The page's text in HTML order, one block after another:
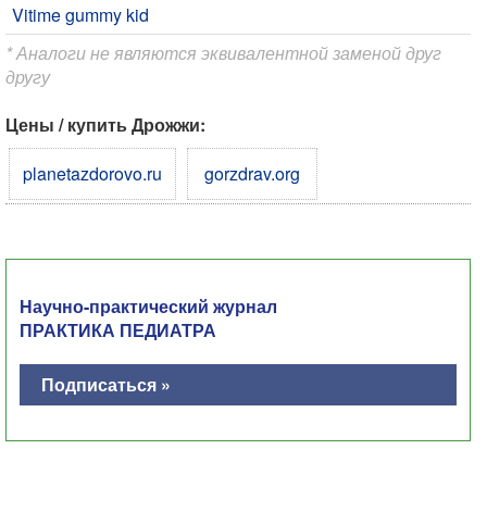
Vitime gummy kid
* Аналоги не являются эквивалентной заменой друг
другу
Цены / купить Дрожжи:
planetazdorovo.ru
gorzdrav.org
Научно-практический журнал
ПРАКТИКА ПЕДИАТРА
Подписаться »